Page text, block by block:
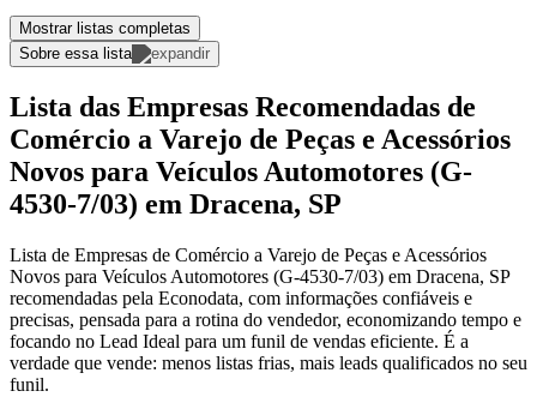
Mostrar listas completas
Sobre essa lista
Lista das Empresas Recomendadas de
Comércio a Varejo de Peças e Acessórios
Novos para Veículos Automotores (G-
4530-7/03) em Dracena, SP
Lista de Empresas de Comércio a Varejo de Peças e Acessórios
Novos para Veículos Automotores (G-4530-7/03) em Dracena, SP
recomendadas pela Econodata, com informações confiáveis e
precisas, pensada para a rotina do vendedor, economizando tempo e
focando no Lead Ideal para um funil de vendas eficiente. É a
verdade que vende: menos listas frias, mais leads qualificados no seu
funil.